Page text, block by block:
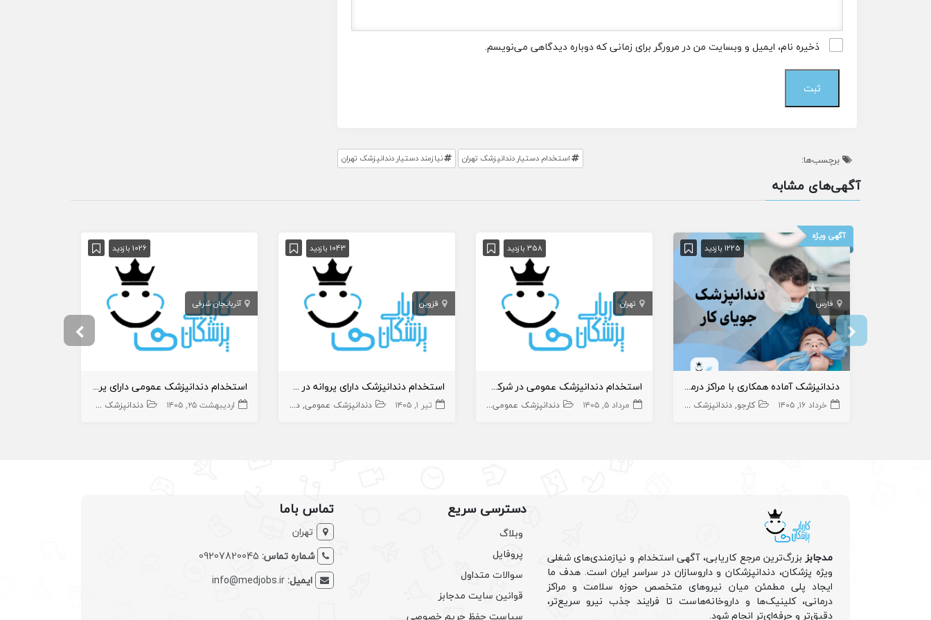
ذخیره نام، ایمیل و وبسایت من در مرورگر برای زمانی که دوباره دیدگاهی می‌نویسم.
برچسب‌ها: استخدام دستیار دندانپزشک تهران نیازمند دستیار دندانپزشک تهران
آگهی‌های مشابه
آگهی ویژه
1225 بازدید
فارس
دندانپزشک آماده همکاری با مراکز درمانی استان فارس
خرداد ۱۶, ۱۴۰۵ کارجو دندانپزشک عمومی دندانپزشک
358 بازدید
تهران
استخدام دندانپزشک عمومی در شرکت صنایع تولیدی کروز
مرداد ۵, ۱۴۰۵ دندانپزشک عمومی دندانپزشک
1043 بازدید
قزوین
استخدام دندانپزشک دارای پروانه در قزوین
تیر ۱, ۱۴۰۵ دندانپزشک عمومی دندانپزشک
1026 بازدید
آذربایجان شرقی
استخدام دندانپزشک عمومی دارای پروانه در مطب
اردیبهشت ۲۵, ۱۴۰۵ دندانپزشک عمومی
مدجابزبزرگ‌ترین مرجع کاریابی، آگهی استخدام و نیازمندی‌های شغلی
ویژه پزشکان، دندانپزشکان و داروسازان در سراسر ایران است. هدف ما
ایجاد پلی مطمئن میان نیروهای متخصص حوزه سلامت و مراکز
درمانی، کلینیک‌ها و داروخانه‌هاست تا فرایند جذب نیرو سریع‌تر،
دقیق‌تر و حرفه‌ای‌تر انجام شود.
دسترسی سریع
وبلاگ
پروفایل
سوالات متداول
قوانین سایت مدجابز
سیاست حفظ حریم خصوصی
تماس باما
تهران
شماره تماس: 09207820045
ایمیل:info@medjobs.ir